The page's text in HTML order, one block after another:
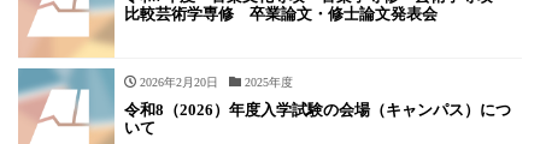
比較芸術学専修 卒業論文・修士論文発表会
2026年2月20日 2025年度
令和8（2026）年度入学試験の会場（キャンパス）につ
いて